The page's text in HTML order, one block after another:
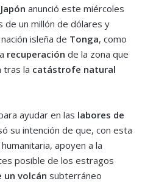
Japón anunció este miércoles
de un millón de dólares y
isleña de Tonga, como
recuperación de la zona que
tras la catástrofe natural
ayudar en las labores de
su intención de que, con esta
apoyen a la
posible de los estragos
un volcán subterráneo